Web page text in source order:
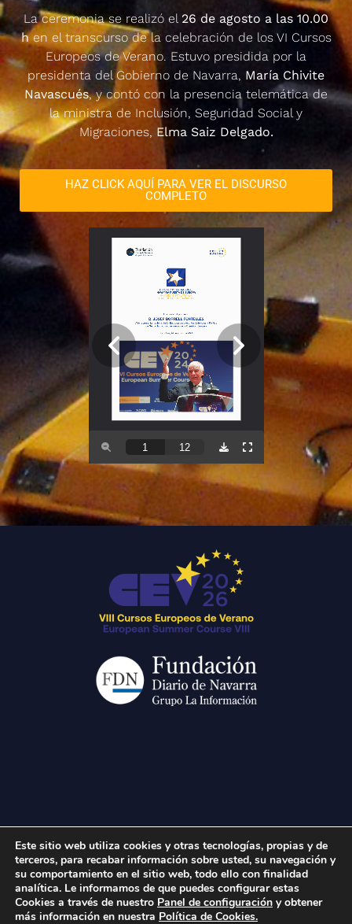
La ceremonia se realizó el 26 de agosto a las 10.00
hen el transcurso de la celebración de los VI Cursos
Europeos de Verano. Estuvo presidida por la
presidenta del Gobierno de Navarra, María Chivite
Navascués, y contó con la presencia telemática de
la ministra de Inclusión, Seguridad Social y
Migraciones, Elma Saiz Delgado.
HAZ CLICK AQUÍ PARA VER EL DISCURSO
COMPLETO
Enlaces recomendados
Aviso legal |Política de privacidad|Política de cookies
Este sitio web utiliza cookies y otras tecnologías, propias y de
terceros, para recabar información sobre usted, su navegación y
su comportamiento en el sitio web, todo ello con finalidad
analítica. Le informamos de que puedes configurar estas
Cookies a través de nuestro Panel de configuración y obtener
más información en nuestra Política de Cookies.